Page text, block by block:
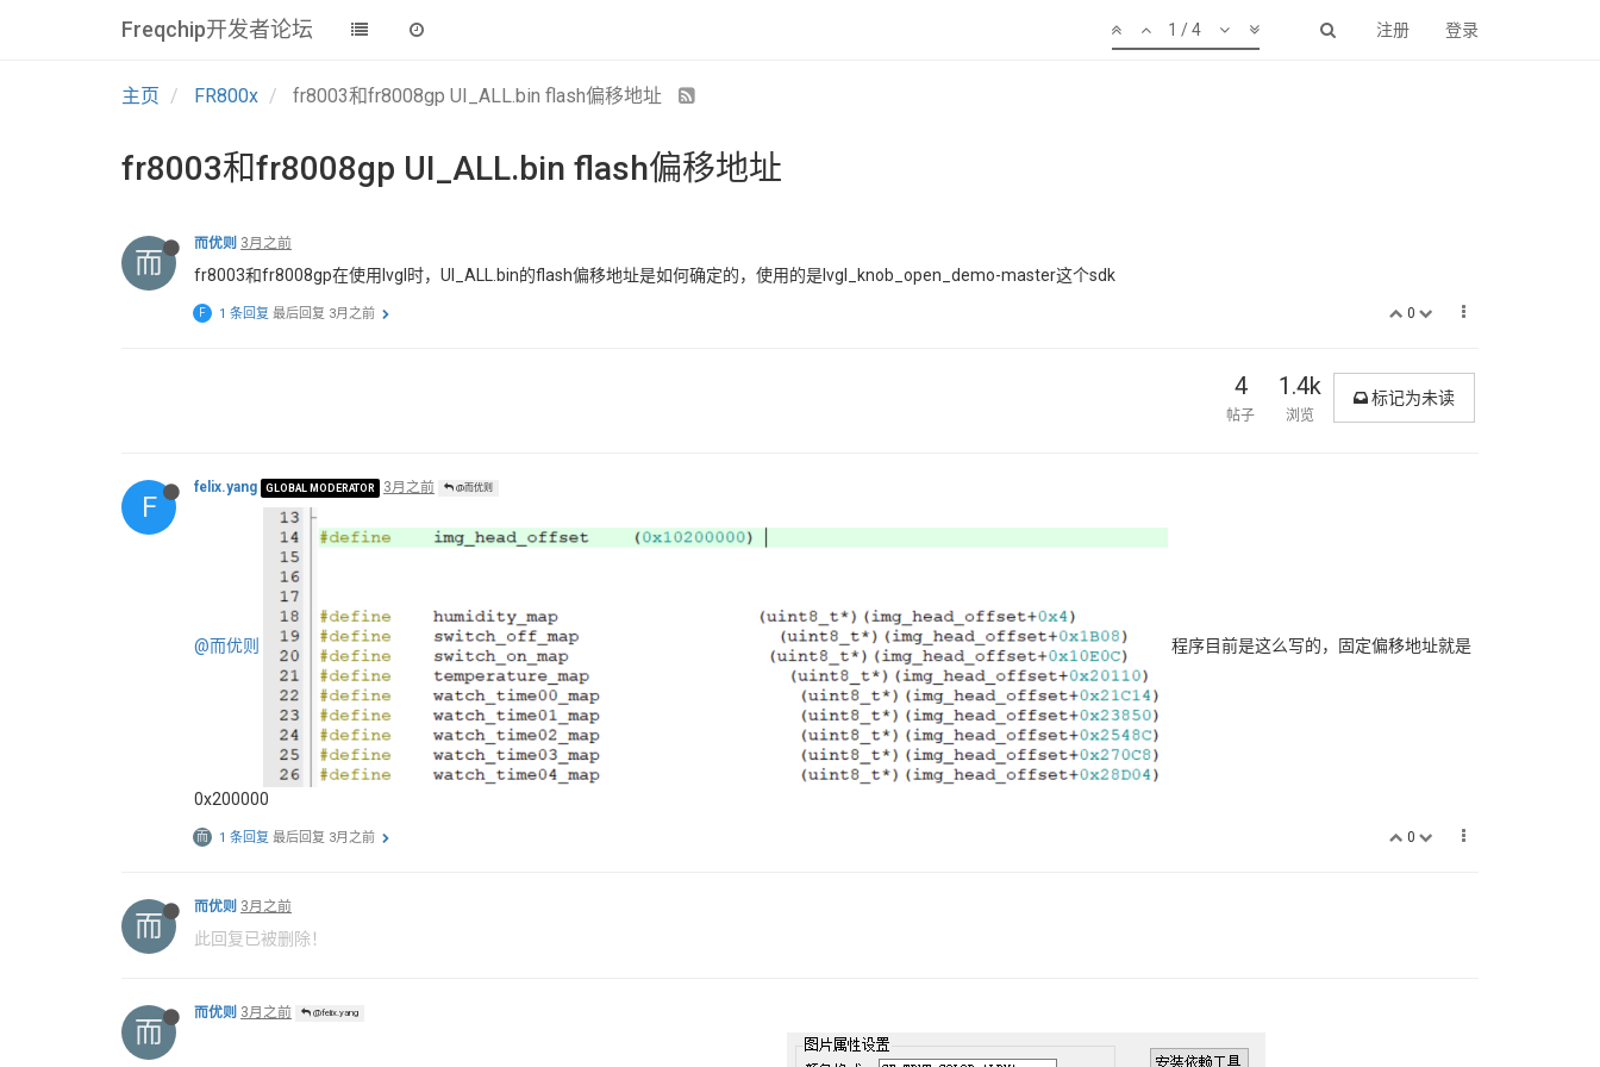
Freqchip开发者论坛 注册 登录
1 / 4
主页 FR800x fr8003和fr8008gp UI_ALL.bin flash偏移地址
fr8003和fr8008gp UI_ALL.bin flash偏移地址
而
而优则 3月之前
fr8003和fr8008gp在使用lvgl时，UI_ALL.bin的flash偏移地址是如何确定的，使用的是lvgl_knob_open_demo-master这个sdk
0
F 1 条回复 最后回复 3月之前
4
帖子
1.4k
浏览
标记为未读
F
felix.yang GLOBAL MODERATOR 3月之前 @而优则
@而优则 程序目前是这么写的，固定偏移地址就是
0x200000
0
而 1 条回复 最后回复 3月之前
而
而优则 3月之前
此回复已被删除！
而
而优则 3月之前 @felix.yang